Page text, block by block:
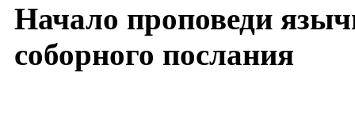
Начало проповеди
соборного послания